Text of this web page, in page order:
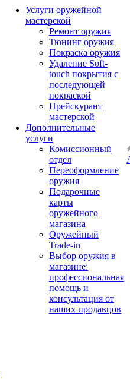
Услуги оружейной
мастерской
Ремонт оружия
Тюнинг оружия
Покраска оружия
Удаление Soft-
touch покрытия с
последующей
покраской
Прейскурант
мастерской
Дополнительные
услуги
Комиссионный
отдел
Переоформление
оружия
Подарочные
карты
оружейного
магазина
Оружейный
Trade-in
Выбор оружия в
магазине:
профессиональная
помощь и
консультация от
наших продавцов